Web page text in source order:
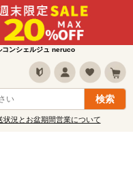
ンシェルジュ neruco
状況とお盆期間営業について